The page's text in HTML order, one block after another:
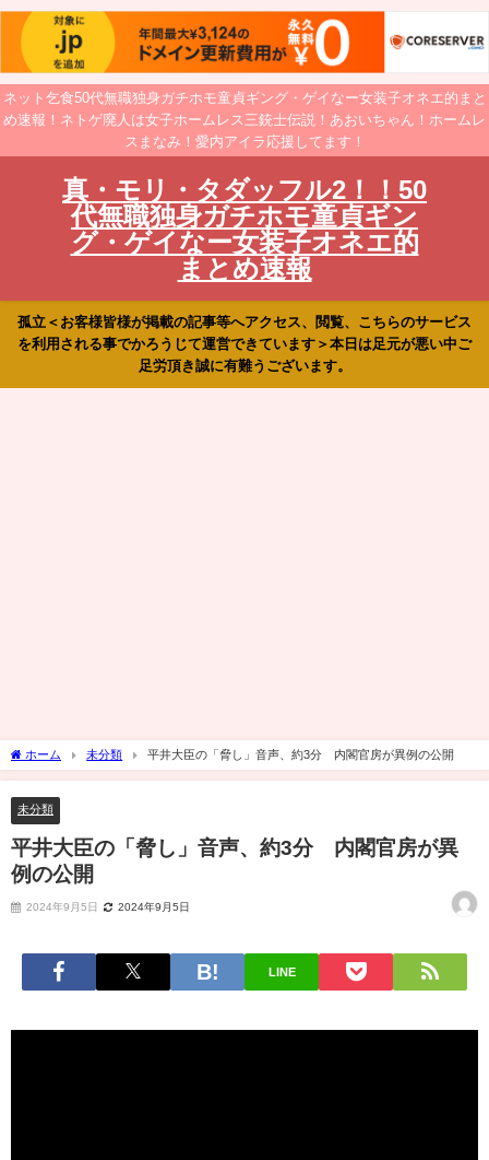
ネット乞食50代無職独身ガチホモ童貞ギング・ゲイなー女装子オネエ的まと
め速報！ネトゲ廃人は女子ホームレス三銃士伝説！あおいちゃん！ホームレ
スまなみ！愛内アイラ応援してます！
真・モリ・タダッフル2！！50
代無職独身ガチホモ童貞ギン
グ・ゲイなー女装子オネエ的
まとめ速報
孤立＜お客様皆様が掲載の記事等へアクセス、閲覧、こちらのサービス
を利用される事でかろうじて運営できています＞本日は足元が悪い中ご
足労頂き誠に有難うございます。
ホーム 未分類 平井大臣の「脅し」音声、約3分 内閣官房が異例の公開
未分類
平井大臣の「脅し」音声、約3分 内閣官房が異
例の公開
2024年9月5日 2024年9月5日
LINE